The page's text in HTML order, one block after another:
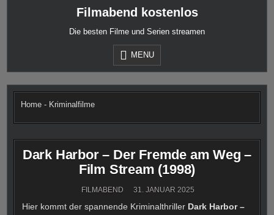
Filmabend kostenlos
Die besten Filme und Serien streamen
MENU
Home - Kriminalfilme
Dark Harbor – Der Fremde am Weg –
Film Stream (1998)
FILMABEND 31. JANUAR 2025
Hier kommt der spannende Kriminalthriller Dark Harbor –